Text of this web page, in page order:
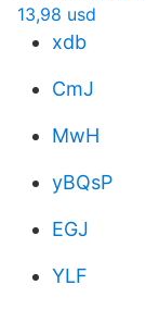
13,98 usd
xdb
CmJ
MwH
yBQsP
EGJ
YLF